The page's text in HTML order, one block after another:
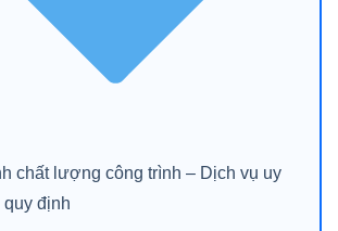
chất lượng công trình – Dịch vụ uy
quy định